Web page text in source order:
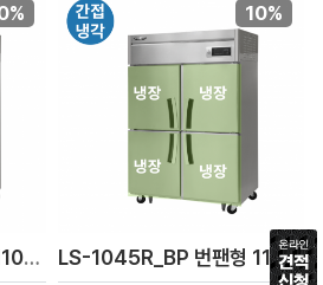
LS-1045F_BP 번팬형 1100L급 냉동4
10%
LS-1045R_BP 번팬형 1100L급 냉장4